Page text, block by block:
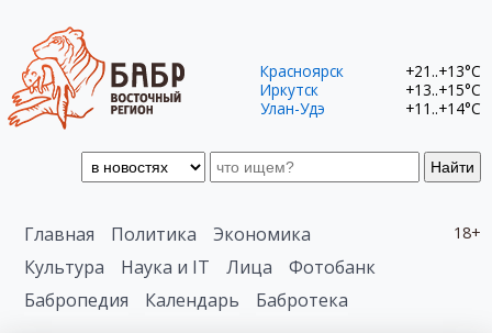
Найти
Красноярск
+21..+13°C
Иркутск
+13..+15°C
Улан-Удэ
+11..+14°C
18+
Главная Политика
Экономика
Культура
Наука и IT Лица
Фотобанк
Бабропедия
Календарь Бабротека